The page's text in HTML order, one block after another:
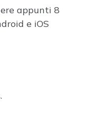
appunti 8
e iOS